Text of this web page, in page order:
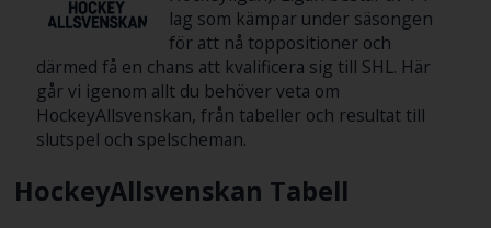
lag som kämpar under säsongen
för att nå toppositioner och
därmed få en chans att kvalificera sig till SHL. Här
går vi igenom allt du behöver veta om
HockeyAllsvenskan, från tabeller och resultat till
slutspel och spelscheman.
HockeyAllsvenskan Tabell